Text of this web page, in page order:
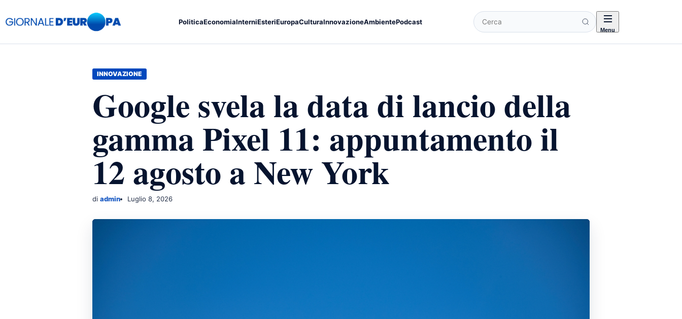
PoliticaEconomiaInterniEsteriEuropaCulturaInnovazioneAmbientePodcast Cerca Menu
INNOVAZIONE
Google svela la data di lancio della
gamma Pixel 11: appuntamento il
12 agosto a New York
di admin Luglio 8, 2026